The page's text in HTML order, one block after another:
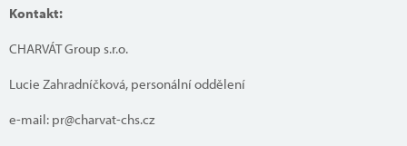
Kontakt:
CHARVÁT Group s.r.o.
Lucie Zahradníčková, personální oddělení
e-mail: pr@charvat-chs.cz